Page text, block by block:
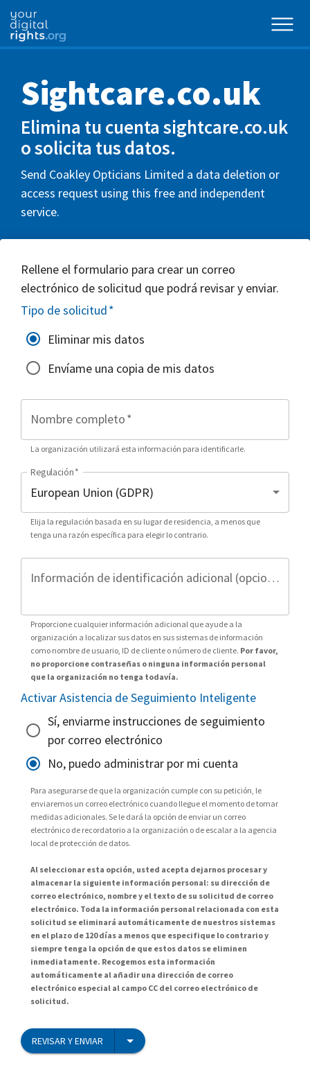
Sightcare.co.uk
Elimina tu cuenta sightcare.co.uk
o solicita tus datos.
Send Coakley Opticians Limited a data deletion or
access request using this free and independent
service.
Rellene el formulario para crear un correo
electrónico de solicitud que podrá revisar y enviar.
Tipo de solicitud*
Eliminar mis datos
Envíame una copia de mis datos
Nombre completo*
La organización utilizará esta información para identificarle.
Regulación*
Elija la regulación basada en su lugar de residencia, a menos que
tenga una razón específica para elegir lo contrario.
Información de identificación adicional (opcional)
Proporcione cualquier información adicional que ayude a la
organización a localizar sus datos en sus sistemas de información
como nombre de usuario, ID de cliente o número de cliente. Por favor,
no proporcione contraseñas o ninguna información personal
que la organización no tenga todavía.
Activar Asistencia de Seguimiento Inteligente
Sí, enviarme instrucciones de seguimiento
por correo electrónico
No, puedo administrar por mi cuenta
Para asegurarse de que la organización cumple con su petición, le
enviaremos un correo electrónico cuando llegue el momento de tomar
medidas adicionales. Se le dará la opción de enviar un correo
electrónico de recordatorio a la organización o de escalar a la agencia
local de protección de datos.
Al seleccionar esta opción, usted acepta dejarnos procesar y
almacenar la siguiente información personal: su dirección de
correo electrónico, nombre y el texto de su solicitud de correo
electrónico. Toda la información personal relacionada con esta
solicitud se eliminará automáticamente de nuestros sistemas
en el plazo de 120 días a menos que especifique lo contrario y
siempre tenga la opción de que estos datos se eliminen
inmediatamente. Recogemos esta información
automáticamente al añadir una dirección de correo
electrónico especial al campo CC del correo electrónico de
solicitud.
REVISAR Y ENVIAR